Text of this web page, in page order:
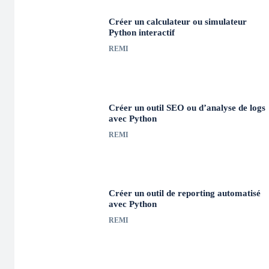
Créer un calculateur ou simulateur
Python interactif
REMI
Créer un outil SEO ou d’analyse de logs
avec Python
REMI
Créer un outil de reporting automatisé
avec Python
REMI